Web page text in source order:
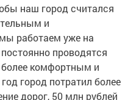
наш город считался
и
работаем уже на
проводятся
комфортным и
город потратил более
дорог, 50 млн рублей